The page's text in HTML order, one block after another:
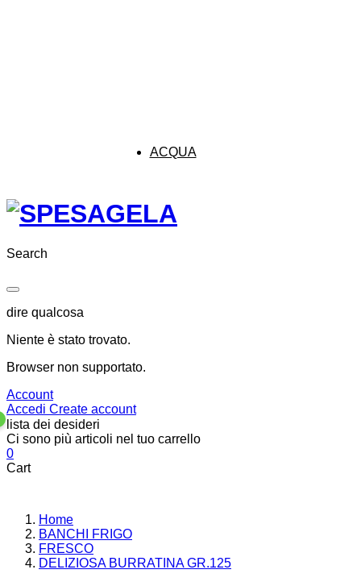
ACQUA
Search
dire qualcosa
Niente è stato trovato.
Browser non supportato.
Account
Accedi Create account
lista dei desideri
Ci sono più articoli nel tuo carrello
0
Cart
Home
BANCHI FRIGO
FRESCO
DELIZIOSA BURRATINA GR.125